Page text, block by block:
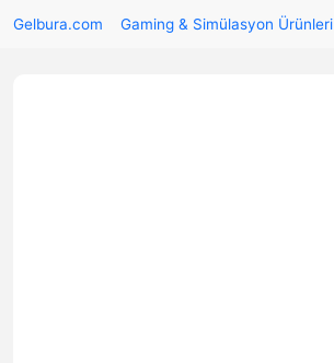
Gelbura.com Gaming & Simülasyon Ürünleri